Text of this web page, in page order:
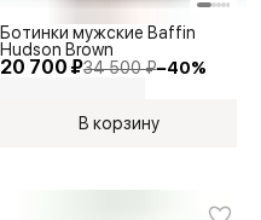
20 700 ₽34 500 ₽−40%
Ботинки мужские Baffin
Hudson Brown
В корзину